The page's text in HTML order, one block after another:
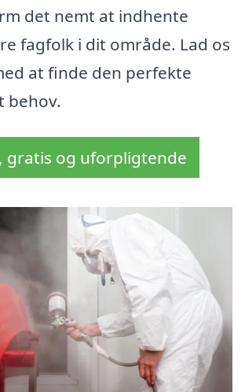
det nemt at indhente
fagfolk i dit område. Lad os
at finde den perfekte
behov.
gratis og uforpligtende